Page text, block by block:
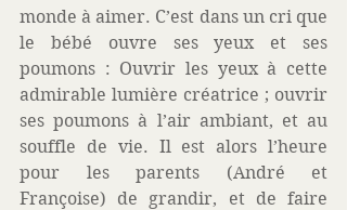
monde à aimer. C’est dans un cri que
le bébé ouvre ses yeux et ses
poumons : Ouvrir les yeux à cette
admirable lumière créatrice ; ouvrir
ses poumons à l’air ambiant, et au
souffle de vie. Il est alors l’heure
pour les parents (André et
Françoise) de grandir, et de faire